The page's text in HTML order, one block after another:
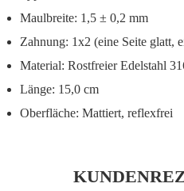
Maulbreite: 1,5 ± 0,2 mm
Zahnung: 1x2 (eine Seite glatt,
Material: Rostfreier Edelstahl
Länge: 15,0 cm
Oberfläche: Mattiert, reflexfrei